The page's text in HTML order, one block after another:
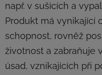
např. v sušících a
Produkt má vynikající
schopnost, rovněž
životnost a zabraňuje
úsad, vznikajících při